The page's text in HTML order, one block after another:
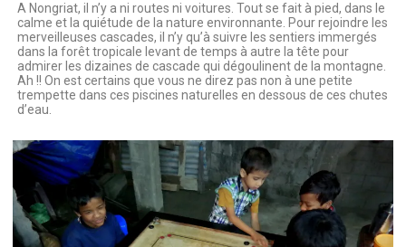
A Nongriat, il n’y a ni routes ni voitures. Tout se fait à pied, dans le
calme et la quiétude de la nature environnante. Pour rejoindre les
merveilleuses cascades, il n’y qu’à suivre les sentiers immergés
dans la forêt tropicale levant de temps à autre la tête pour
admirer les dizaines de cascade qui dégoulinent de la montagne.
Ah !! On est certains que vous ne direz pas non à une petite
trempette dans ces piscines naturelles en dessous de ces chutes
d’eau.